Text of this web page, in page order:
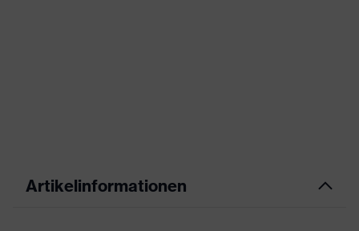
Artikelinformationen